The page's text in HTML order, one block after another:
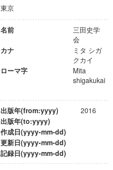
東京
名前
三田史学
会
カナ
ミタ シガ
クカイ
ローマ字
Mita
shigakukai
出版年(from:yyyy)
2016
出版年(to:yyyy)
作成日(yyyy-mm-dd)
更新日(yyyy-mm-dd)
記録日(yyyy-mm-dd)